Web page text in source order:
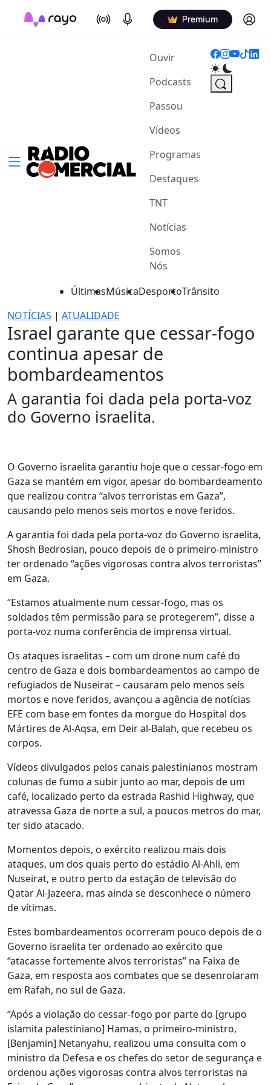
On Air Podcasts Premium Log in
Ouvir(current)
Podcasts
Passou
Vídeos
Programas
Destaques
TNT
Notícias
Somos
Nós
ÚltimasMúsicaDesportoTrânsito
NOTÍCIAS | ATUALIDADE
Israel garante que cessar-fogo
continua apesar de
bombardeamentos
A garantia foi dada pela porta-voz
do Governo israelita.
O Governo israelita garantiu hoje que o cessar-fogo em
Gaza se mantém em vigor, apesar do bombardeamento
que realizou contra “alvos terroristas em Gaza”,
causando pelo menos seis mortos e nove feridos.
A garantia foi dada pela porta-voz do Governo israelita,
Shosh Bedrosian, pouco depois de o primeiro-ministro
ter ordenado “ações vigorosas contra alvos terroristas”
em Gaza.
“Estamos atualmente num cessar-fogo, mas os
soldados têm permissão para se protegerem”, disse a
porta-voz numa conferência de imprensa virtual.
Os ataques israelitas – com um drone num café do
centro de Gaza e dois bombardeamentos ao campo de
refugiados de Nuseirat – causaram pelo menos seis
mortos e nove feridos, avançou a agência de notícias
EFE com base em fontes da morgue do Hospital dos
Mártires de Al-Aqsa, em Deir al-Balah, que recebeu os
corpos.
Vídeos divulgados pelos canais palestinianos mostram
colunas de fumo a subir junto ao mar, depois de um
café, localizado perto da estrada Rashid Highway, que
atravessa Gaza de norte a sul, a poucos metros do mar,
ter sido atacado.
Momentos depois, o exército realizou mais dois
ataques, um dos quais perto do estádio Al-Ahli, em
Nuseirat, e outro perto da estação de televisão do
Qatar Al-Jazeera, mas ainda se desconhece o número
de vítimas.
Estes bombardeamentos ocorreram pouco depois de o
Governo israelita ter ordenado ao exército que
“atacasse fortemente alvos terroristas” na Faixa de
Gaza, em resposta aos combates que se desenrolaram
em Rafah, no sul de Gaza.
“Após a violação do cessar-fogo por parte do [grupo
islamita palestiniano] Hamas, o primeiro-ministro,
[Benjamin] Netanyahu, realizou uma consulta com o
ministro da Defesa e os chefes do setor de segurança e
ordenou ações vigorosas contra alvos terroristas na